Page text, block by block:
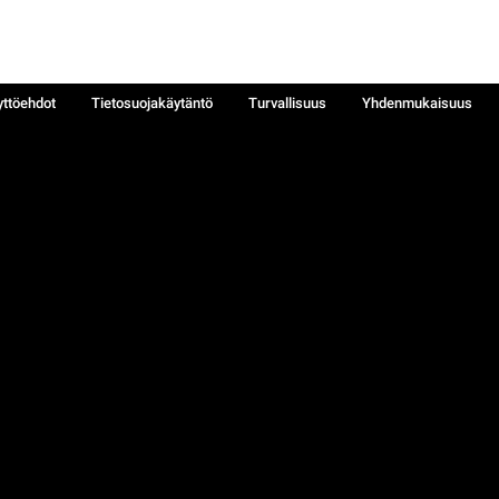
Tietosuojakäytäntö Turvallisuus
Yhdenmukaisuus